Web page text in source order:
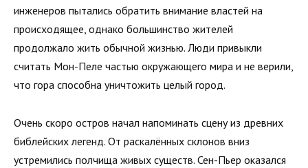
инженеров пытались обратить внимание властей на
происходящее, однако большинство жителей
продолжало жить обычной жизнью. Люди привыкли
считать Мон-Пеле частью окружающего мира и не верили,
что гора способна уничтожить целый город.
Очень скоро остров начал напоминать сцену из древних
библейских легенд. От раскалённых склонов вниз
устремились полчища живых существ. Сен-Пьер оказался